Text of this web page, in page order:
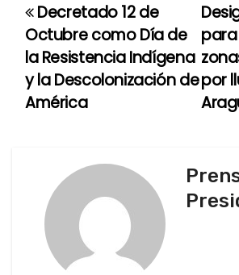
N
a
v
por
Decretado 12 de
Octubre como Día de
la Resistencia Indígena
y la Descolonización de
América